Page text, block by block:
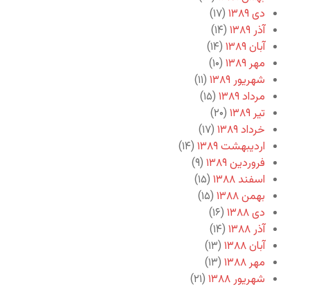
دی ۱۳۸۹
(۱۷)
آذر ۱۳۸۹
(۱۴)
آبان ۱۳۸۹
(۱۴)
مهر ۱۳۸۹
(۱۰)
شهریور ۱۳۸۹
(۱۱)
مرداد ۱۳۸۹
(۱۵)
تیر ۱۳۸۹
(۲۰)
خرداد ۱۳۸۹
(۱۷)
اردیبهشت ۱۳۸۹
(۱۴)
فروردین ۱۳۸۹
(۹)
اسفند ۱۳۸۸
(۱۵)
بهمن ۱۳۸۸
(۱۵)
دی ۱۳۸۸
(۱۶)
آذر ۱۳۸۸
(۱۴)
آبان ۱۳۸۸
(۱۳)
مهر ۱۳۸۸
(۱۳)
شهریور ۱۳۸۸
(۲۱)